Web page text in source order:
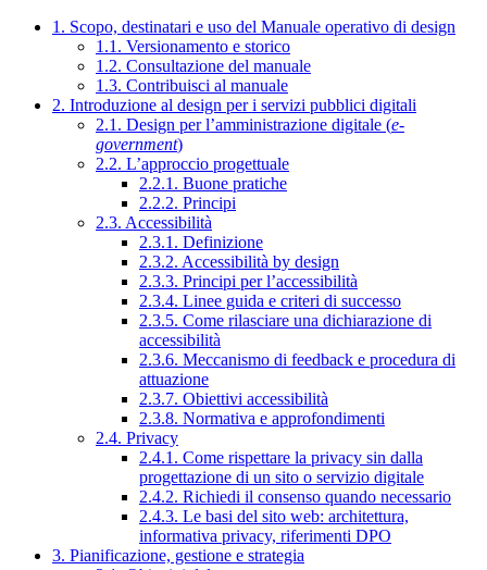
1. Scopo, destinatari e uso del Manuale operativo di design
1.1. Versionamento e storico
1.2. Consultazione del manuale
1.3. Contribuisci al manuale
2. Introduzione al design per i servizi pubblici digitali
2.1. Design per l’amministrazione digitale (e-
government)
2.2. L’approccio progettuale
2.2.1. Buone pratiche
2.2.2. Principi
2.3. Accessibilità
2.3.1. Definizione
2.3.2. Accessibilità by design
2.3.3. Principi per l’accessibilità
2.3.4. Linee guida e criteri di successo
2.3.5. Come rilasciare una dichiarazione di
accessibilità
2.3.6. Meccanismo di feedback e procedura di
attuazione
2.3.7. Obiettivi accessibilità
2.3.8. Normativa e approfondimenti
2.4. Privacy
2.4.1. Come rispettare la privacy sin dalla
progettazione di un sito o servizio digitale
2.4.2. Richiedi il consenso quando necessario
2.4.3. Le basi del sito web: architettura,
informativa privacy, riferimenti DPO
3. Pianificazione, gestione e strategia